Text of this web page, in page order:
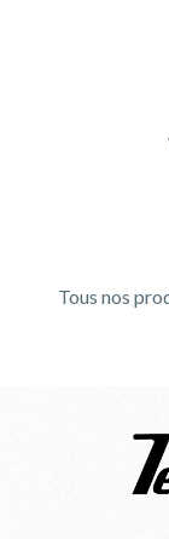
Tous nos